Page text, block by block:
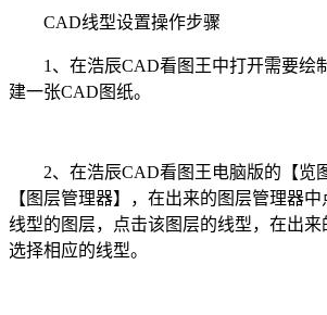
CAD线型设置操作步骤
1、在浩辰CAD看图王中打开需要绘
建一张CAD图纸。
2、在浩辰CAD看图王电脑版的【览
【图层管理器】，在出来的图层管理器
线型的图层，点击该图层的线型，在出
选择相应的线型。